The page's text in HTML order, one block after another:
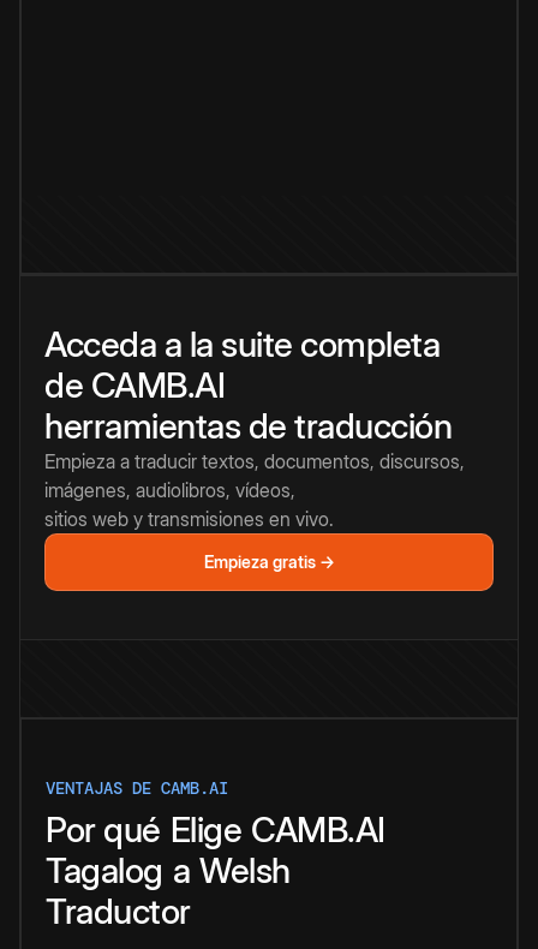
Acceda a la suite completa
de CAMB.AI
herramientas de traducción
Empieza a traducir textos, documentos, discursos,
imágenes, audiolibros, vídeos,
sitios web y transmisiones en vivo.
Empieza gratis →
VENTAJAS DE CAMB.AI
Por qué Elige CAMB.AI
Tagalog a Welsh
Traductor